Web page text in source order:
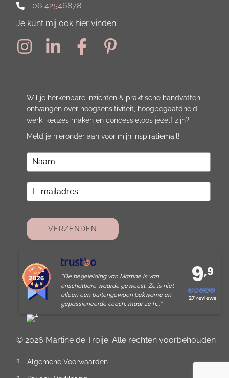
06 42546878
Je kunt mij ook hier vinden:
Wil je herkenbare inzichten & praktische handvatten
ontvangen over hoogsensitiviteit, hoogbegaafdheid,
werk, keuzes maken en concessieloos jezelf zijn?
Meld je hieronder aan voor mijn inspiratiemail!
VERZENDEN
27 reviews
9,9
"De begeleiding van Martine is van
onschatbare waarde geweest. Ze is niet
alleen een buitengewoon bekwame en
gepassioneerde coach, maar ze h…"
© 2026 Martine de Troije. Alle rechten voorbehouden
Algemene Voorwaarden